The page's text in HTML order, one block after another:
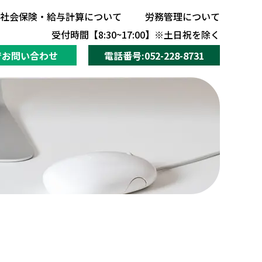
社会保険・給与計算について
労務管理について
受付時間【8:30~17:00】※土日祝を除く
問い合わせ
電話番号:052-228-8731
社会保険・給与計算について 労務管理について